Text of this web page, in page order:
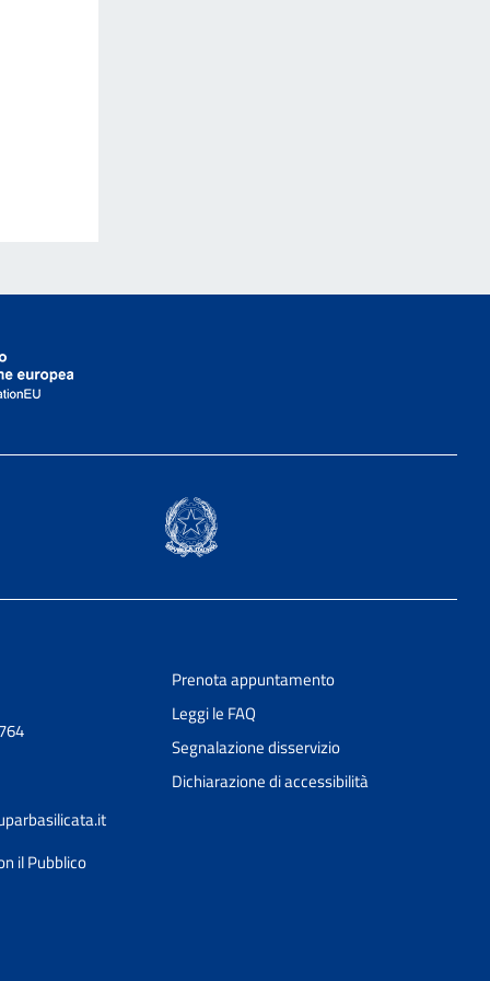
il Pubblico
Prenota appuntamento
Leggi le FAQ
Segnalazione disservizio
Dichiarazione di accessibilità